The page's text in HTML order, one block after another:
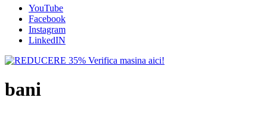
YouTube
Facebook
Instagram
LinkedIN
bani